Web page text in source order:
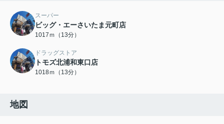
スーパー
ビッグ・エーさいたま元町店
1017ｍ（13分）
ドラッグストア
トモズ北浦和東口店
1018ｍ（13分）
地図